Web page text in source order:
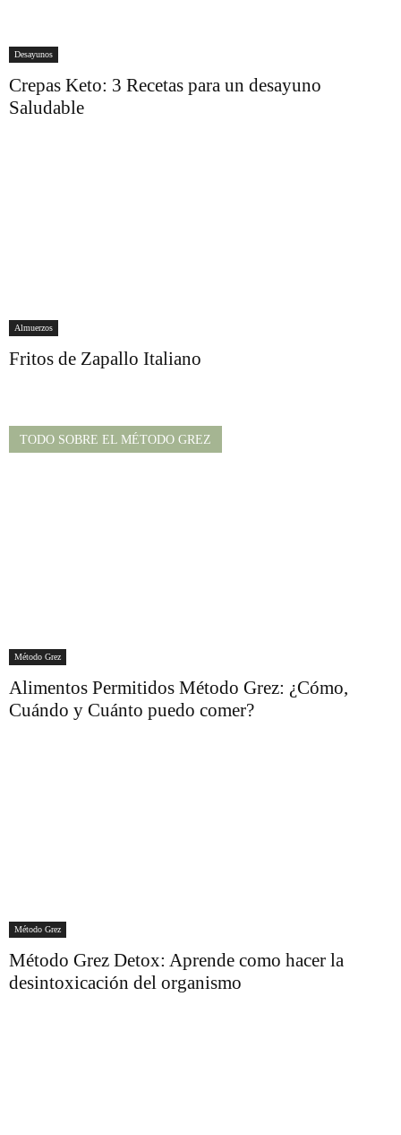
Desayunos
Crepas Keto: 3 Recetas para un desayuno
Saludable
Almuerzos
Fritos de Zapallo Italiano
TODO SOBRE EL MÉTODO GREZ
Método Grez
Alimentos Permitidos Método Grez: ¿Cómo,
Cuándo y Cuánto puedo comer?
Método Grez
Método Grez Detox: Aprende como hacer la
desintoxicación del organismo